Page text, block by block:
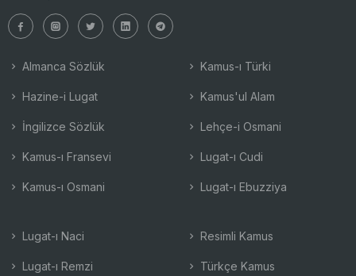
Almanca Sözlük
Hazine-i Lugat
İngilizce Sözlük
Kamus-ı Fransevi
Kamus-ı Osmani
Kamus-ı Türki
Kamus'ul Alam
Lehçe-i Osmani
Lugat-ı Cudi
Lugat-ı Ebuzziya
Lugat-ı Naci
Lugat-ı Remzi
Resimli Kamus
Türkçe Kamus